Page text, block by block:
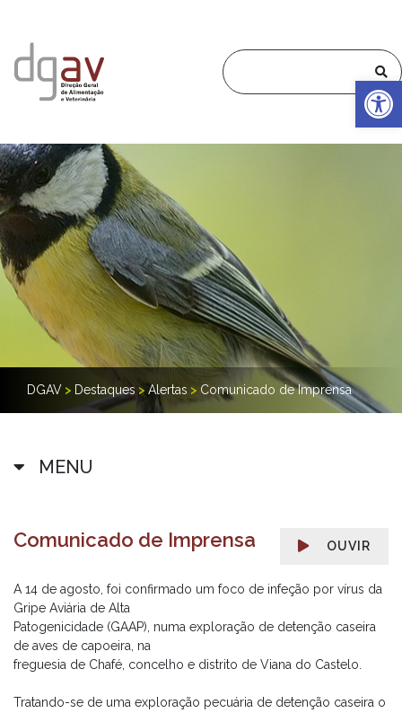
DGAV > Destaques > Alertas > Comunicado de Imprensa
MENU
OUVIR
Comunicado de Imprensa
A 14 de agosto, foi confirmado um foco de infeção por vírus da
Gripe Aviária de Alta
Patogenicidade (GAAP), numa exploração de detenção caseira
de aves de capoeira, na
freguesia de Chafé, concelho e distrito de Viana do Castelo.
Tratando-se de uma exploração pecuária de detenção caseira o